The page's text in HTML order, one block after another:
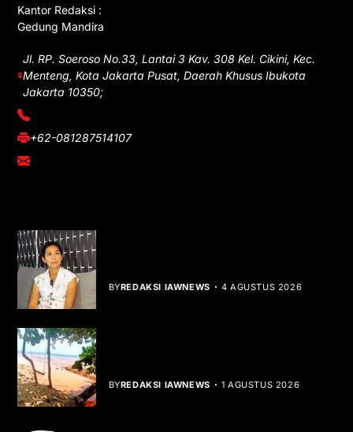
Kantor Redaksi :
Gedung Mandira
Jl. RP. Soeroso No.33, Lantai 3 Kav. 308 Kel. Cikini, Kec.
Menteng, Kota Jakarta Pusat, Daerah Khusus Ibukota
Jakarta 10350;
(021) 3908026
+62-081287514107
adm@iawnews.com
BYREDAKSI IAWNEWS 4 AGUSTUS 2026
BYREDAKSI IAWNEWS 1 AGUSTUS 2026